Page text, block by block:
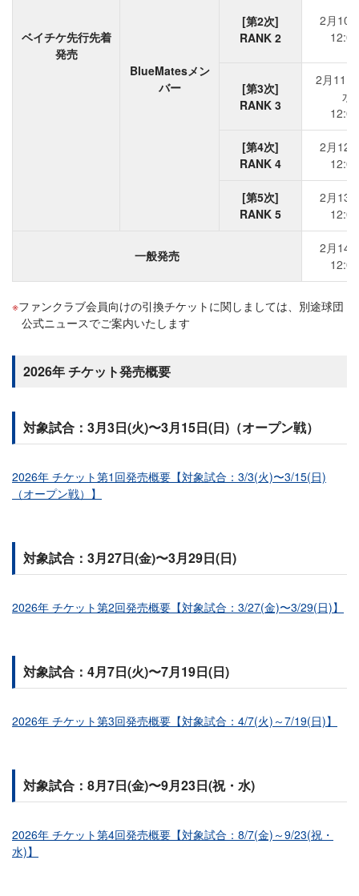
ベイチケ先行先着
発売
BlueMatesメン
バー
[第2次]
RANK 2
2月10
[第3次]
RANK 3
2月11
水)
[第4次]
RANK 4
2月12
[第5次]
RANK 5
2月13
一般発売
2月14
ファンクラブ会員向けの引換チケットに関しましては、別途球団
公式ニュースでご案内いたします
2026年 チケット発売概要
対象試合：3月3日(火)〜3月15日(日)（オープン戦）
2026年 チケット第1回発売概要【対象試合：3/3(火)〜3/15(日)
（オープン戦）】
対象試合：3月27日(金)〜3月29日(日)
2026年 チケット第2回発売概要【対象試合：3/27(金)〜3/29(日)】
対象試合：4月7日(火)〜7月19日(日)
2026年 チケット第3回発売概要【対象試合：4/7(火)～7/19(日)】
対象試合：8月7日(金)〜9月23日(祝・水)
2026年 チケット第4回発売概要【対象試合：8/7(金)～9/23(祝・
水)】